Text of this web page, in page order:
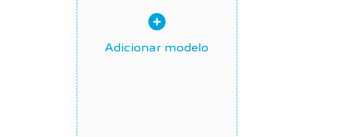
Adicionar modelo